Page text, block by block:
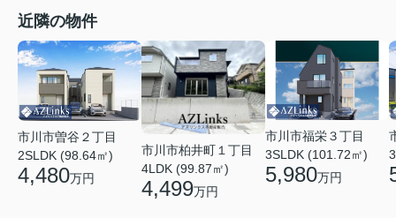
近隣の物件
市川市曽谷２丁目
2SLDK (98.64㎡)
4,480万円
市川市柏井町１丁目
4LDK (99.87㎡)
4,499万円
市川市福栄３丁目
3SLDK (101.72㎡)
5,980万円